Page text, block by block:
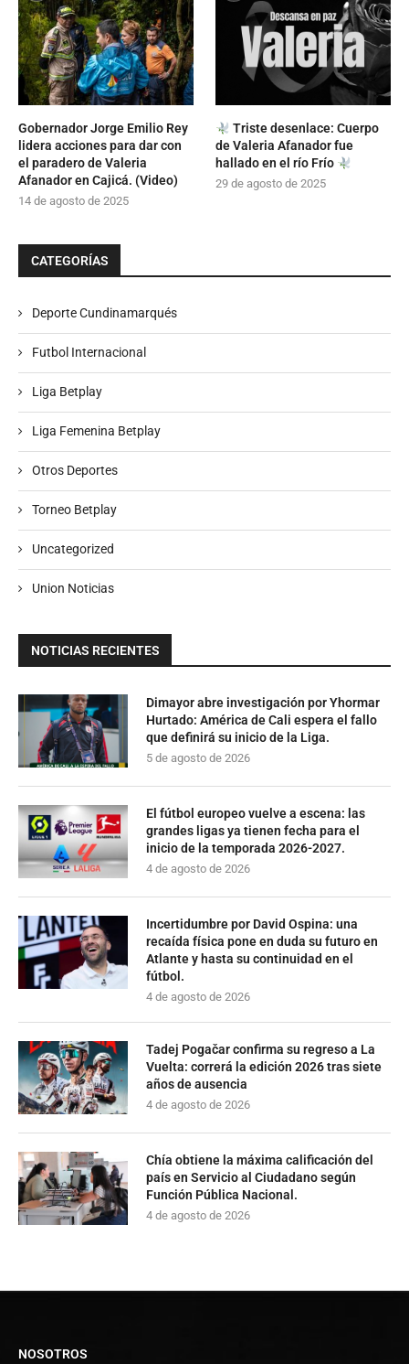
Gobernador Jorge Emilio Rey
lidera acciones para dar con
el paradero de Valeria
Afanador en Cajicá. (Video)
14 de agosto de 2025
Triste desenlace: Cuerpo
de Valeria Afanador fue
hallado en el río Frío
29 de agosto de 2025
CATEGORÍAS
Deporte Cundinamarqués
Futbol Internacional
Liga Betplay
Liga Femenina Betplay
Otros Deportes
Torneo Betplay
Uncategorized
Union Noticias
NOTICIAS RECIENTES
Dimayor abre investigación por Yhormar
Hurtado: América de Cali espera el fallo
que definirá su inicio de la Liga.
5 de agosto de 2026
El fútbol europeo vuelve a escena: las
grandes ligas ya tienen fecha para el
inicio de la temporada 2026-2027.
4 de agosto de 2026
Incertidumbre por David Ospina: una
recaída física pone en duda su futuro en
Atlante y hasta su continuidad en el
fútbol.
4 de agosto de 2026
Tadej Pogačar confirma su regreso a La
Vuelta: correrá la edición 2026 tras siete
años de ausencia
4 de agosto de 2026
Chía obtiene la máxima calificación del
país en Servicio al Ciudadano según
Función Pública Nacional.
4 de agosto de 2026
NOSOTROS